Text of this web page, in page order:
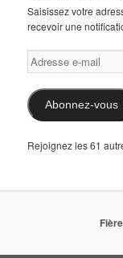
Saisissez votre
recevoir une
Adresse
e-
mail
Abonnez-vous
Rejoignez les 61